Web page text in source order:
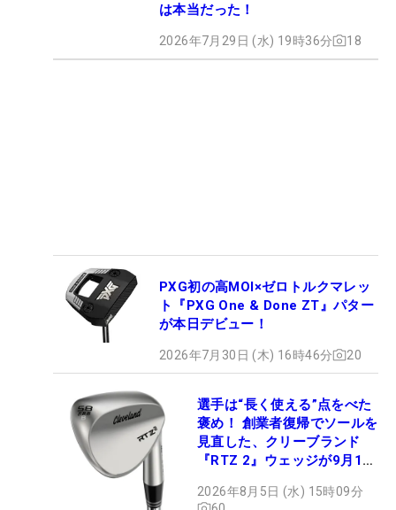
は本当だった！
2026年7月29日 (水) 19時36分 18
PXG初の高MOI×ゼロトルクマレッ
ト『PXG One & Done ZT』パター
が本日デビュー！
2026年7月30日 (木) 16時46分 20
選手は“長く使える”点をべた
褒め！ 創業者復帰でソールを
見直した、クリーブランド
『RTZ 2』ウェッジが9月12
2026年8月5日 (水) 15時09分